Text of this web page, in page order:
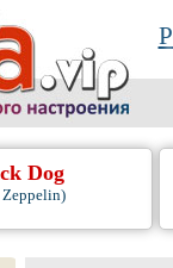
Dog
Zeppelin)